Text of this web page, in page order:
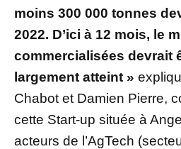
moins 300 000 tonnes
2022. D’ici à 12 mois, le
commercialisées devrait
largement atteint »
Chabot et Damien Pierre,
cette Start-up située à
acteurs de l’AgTech